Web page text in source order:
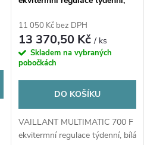
11 050 Kč bez DPH
13 370,50 Kč/ ks
Skladem na vybraných
pobočkách
DO KOŠÍKU
VAILLANT MULTIMATIC 700 F
ekvitermní regulace týdenní, bílá